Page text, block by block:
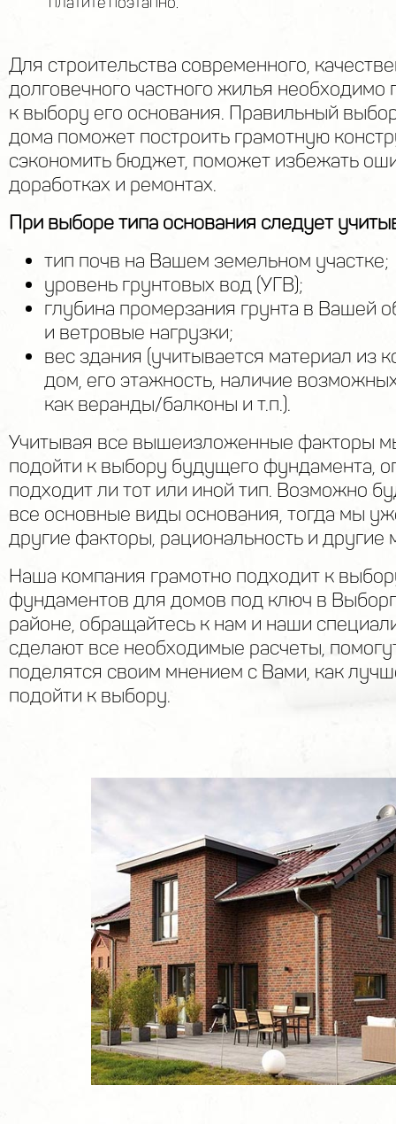
Для строительства современного,
долговечного частного жилья необходимо
к выбору его основания. Правильный
дома поможет построить грамотную
сэкономить бюджет, поможет избежать
доработках и ремонтах.
При выборе типа основания следует
тип почв на Вашем земельном участке;
уровень грунтовых вод (УГВ);
глубина промерзания грунта в Вашей
и ветровые нагрузки;
вес здания (учитывается материал из
дом, его этажность, наличие
как веранды/балконы и т.п.).
Учитывая все вышеизложенные факторы
подойти к выбору будущего фундамента,
подходит ли тот или иной тип. Возможно
все основные виды основания, тогда мы
другие факторы, рациональность и другие
Наша компания грамотно подходит к
фундаментов для домов под ключ в
районе, обращайтесь к нам и наши
сделают все необходимые расчеты,
поделятся своим мнением с Вами, как
подойти к выбору.